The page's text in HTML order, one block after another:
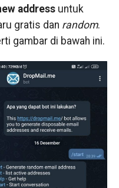
addressuntuk
gratis dan random.
gambar di bawah ini.